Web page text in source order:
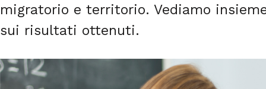
migratorio e territorio. Vediamo
sui risultati ottenuti.